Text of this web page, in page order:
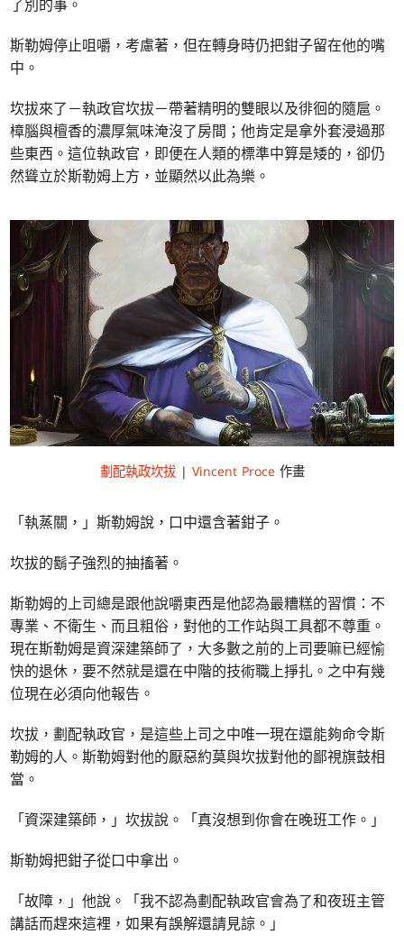
了別的事。
斯勒姆停止咀嚼，考慮著，但在轉身時仍把鉗子留在他的嘴
中。
坎拔來了－執政官坎拔－帶著精明的雙眼以及徘徊的隨扈。
樟腦與檀香的濃厚氣味淹沒了房間；他肯定是拿外套浸過那
些東西。這位執政官，即便在人類的標準中算是矮的，卻仍
然聳立於斯勒姆上方，並顯然以此為樂。
劃配執政坎拔| Vincent Proce 作畫
「執蒸關，」斯勒姆說，口中還含著鉗子。
坎拔的鬍子強烈的抽搐著。
斯勒姆的上司總是跟他說嚼東西是他認為最糟糕的習慣：不
專業、不衛生、而且粗俗，對他的工作站與工具都不尊重。
現在斯勒姆是資深建築師了，大多數之前的上司要嘛已經愉
快的退休，要不然就是還在中階的技術職上掙扎。之中有幾
位現在必須向他報告。
坎拔，劃配執政官，是這些上司之中唯一現在還能夠命令斯
勒姆的人。斯勒姆對他的厭惡約莫與坎拔對他的鄙視旗鼓相
當。
「資深建築師，」坎拔說。「真沒想到你會在晚班工作。」
斯勒姆把鉗子從口中拿出。
「故障，」他說。「我不認為劃配執政官會為了和夜班主管
講話而趕來這裡，如果有誤解還請見諒。」